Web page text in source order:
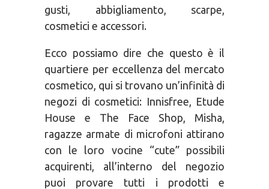
gusti, abbigliamento, scarpe,
cosmetici e accessori.
Ecco possiamo dire che questo è il
quartiere per eccellenza del mercato
cosmetico, qui si trovano un’infinità di
negozi di cosmetici: Innisfree, Etude
House e The Face Shop, Misha,
ragazze armate di microfoni attirano
con le loro vocine “cute” possibili
acquirenti, all’interno del negozio
puoi provare tutti i prodotti e